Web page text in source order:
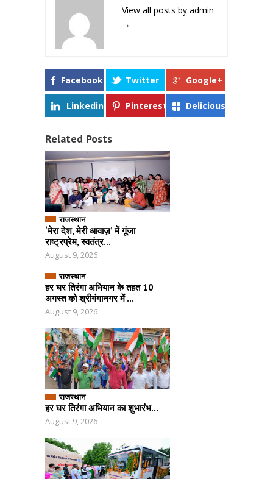
View all posts by admin
→
Facebook Twitter Google+
Linkedin Pinterest Delicious
Related Posts
राजस्थान
‘मेरा देश, मेरी आवाज़’ में गूंजा
राष्ट्रप्रेम, स्वतंत्र...
August 9, 2026
राजस्थान
हर घर तिरंगा अभियान के तहत 10
अगस्त को श्रीगंगानगर में ...
August 9, 2026
राजस्थान
हर घर तिरंगा अभियान का शुभारंभ...
August 9, 2026